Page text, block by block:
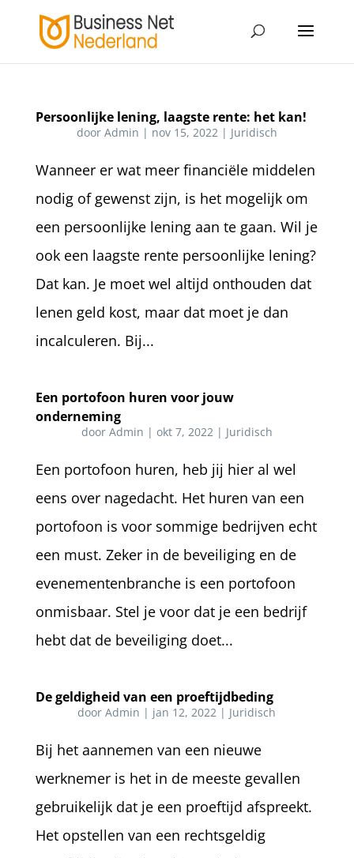
Persoonlijke lening, laagste rente: het kan!
door Admin | nov 15, 2022| Juridisch
Wanneer er wat meer financiële middelen
nodig of gewenst zijn, is het mogelijk om
een persoonlijke lening aan te gaan. Wil je
ook een laagste rente persoonlijke lening?
Dat kan. Je moet wel altijd onthouden dat
lenen geld kost, maar dat moet je dan
incalculeren. Bij...
Een portofoon huren voor jouw
onderneming
door Admin | okt 7, 2022| Juridisch
Een portofoon huren, heb jij hier al wel
eens over nagedacht. Het huren van een
portofoon is voor sommige bedrijven echt
een must. Zeker in de beveiliging en de
evenementenbranche is een portofoon
onmisbaar. Stel je voor dat je een bedrijf
hebt dat de beveiliging doet...
De geldigheid van een proeftijdbeding
doorAdmin | jan 12, 2022 | Juridisch
Bij het aannemen van een nieuwe
werknemer is het in de meeste gevallen
gebruikelijk dat je een proeftijd afspreekt.
Het opstellen van een rechtsgeldig